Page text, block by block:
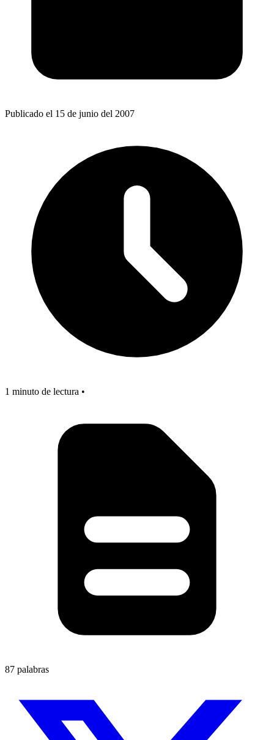
Publicado el 15 de junio del 2007
1 minuto de lectura •
87 palabras